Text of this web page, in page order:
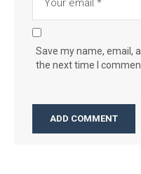
Save my name, email,
the next time I